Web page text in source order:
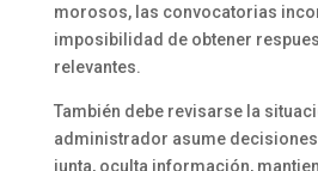
morosos, las convocatorias
imposibilidad de obtener
relevantes.
También debe revisarse la
administrador asume
junta, oculta información,